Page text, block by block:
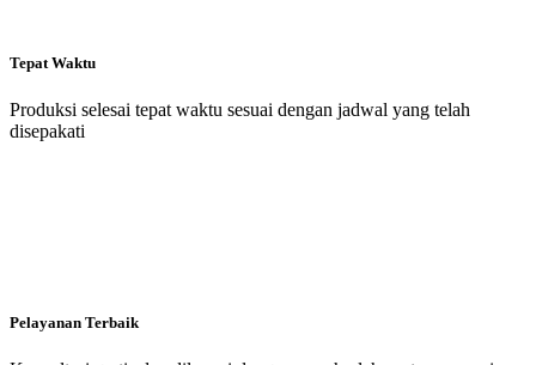
Tepat Waktu
Produksi selesai tepat waktu sesuai dengan jadwal yang telah
disepakati
Pelayanan Terbaik